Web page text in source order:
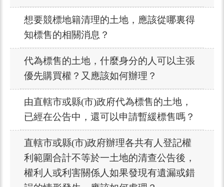
想要競標地籍清理的土地，應該從哪裏得
知標售的相關消息？
代為標售的土地，什麼身分的人可以主張
優先購買權？又應該如何辦理？
由直轄市或縣(市)政府代為標售的土地，
已經在公告中，還可以申請暫緩標售嗎？
直轄市或縣(市)政府辦理各共有人登記權
利範圍合計不等於一土地的清查公告後，
權利人或利害關係人如果發現有遺漏或錯